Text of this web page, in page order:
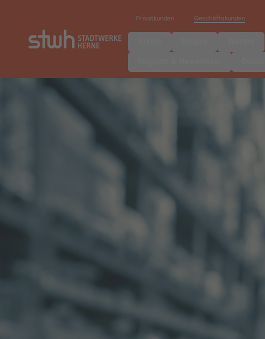
Privatkunden Geschäftskunden